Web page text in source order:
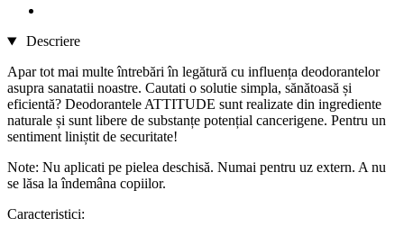
Descriere
Apar tot mai multe întrebări în legătură cu influența deodorantelor
asupra sanatatii noastre. Cautati o solutie simpla, sănătoasă și
eficientă? Deodorantele ATTITUDE sunt realizate din ingrediente
naturale și sunt libere de substanțe potențial cancerigene. Pentru un
sentiment liniștit de securitate!
Note: Nu aplicati pe pielea deschisă. Numai pentru uz extern. A nu
se lăsa la îndemâna copiilor.
Caracteristici: